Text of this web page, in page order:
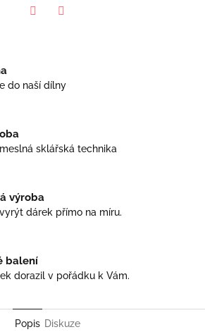
do naší dílny
sklářská technika
výroba
dárek přímo na míru.
balení
dorazil v pořádku k Vám.
Popis Diskuze